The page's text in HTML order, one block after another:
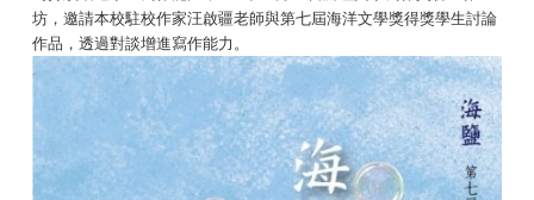
坊，邀請本校駐校作家汪啟疆老師與第七屆海洋文學獎得獎學生討論
作品，透過對談增進寫作能力。